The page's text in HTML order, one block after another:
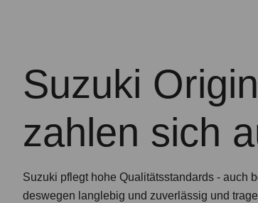
Suzuki
zahlen sich
Suzuki pflegt hohe Qualitätsstandards - auch
deswegen langlebig und zuverlässig und